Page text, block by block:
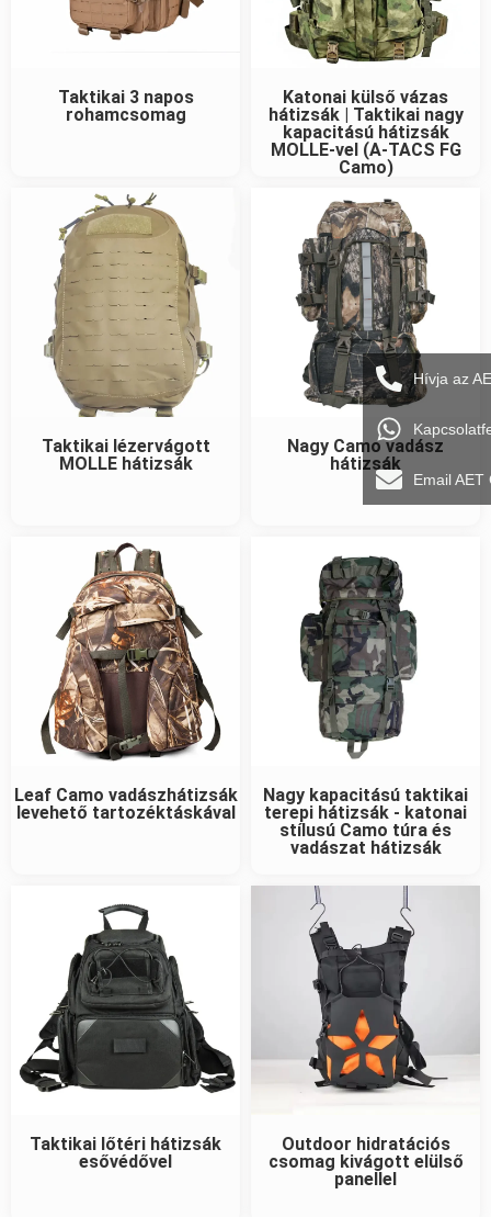
Taktikai 3 napos
rohamcsomag
Katonai külső vázas
hátizsák | Taktikai nagy
kapacitású hátizsák
MOLLE-vel (A-TACS FG
Camo)
Taktikai lézervágott
MOLLE hátizsák
Nagy Camo vadász
hátizsák
Leaf Camo vadászhátizsák
levehető tartozéktáskával
Nagy kapacitású taktikai
terepi hátizsák - katonai
stílusú Camo túra és
vadászat hátizsák
Taktikai lőtéri hátizsák
esővédővel
Outdoor hidratációs
csomag kivágott elülső
panellel
Hívja az
Email AET